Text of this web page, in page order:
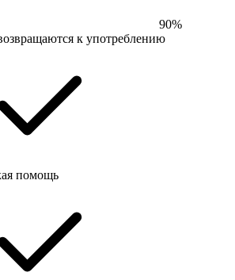
90%
к употреблению
помощь